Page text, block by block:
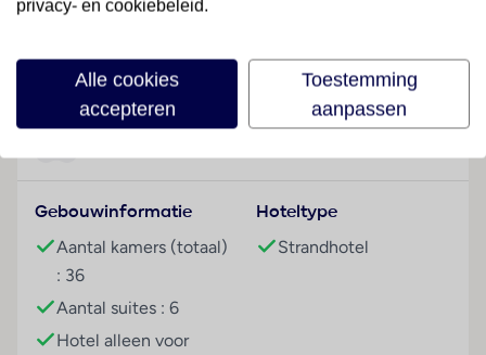
gasten kunnen met Wi-Fi in internet surfen. De
excursies. Naast een souvenirwinkel zijn andere
winkels voorhanden. Buiten biedt een tuin extra
ruimte voor ontspanning en recreatie. Tot de overige
bibliotheek. Onder de beschikbare voorzieningen
oppasservice, een autoverhuur, een transferservice,
kamerservice, een wasservice, een muntwasserette
en een eigen shuttlebus. Actieve gasten die de
omgeving op de fiets willen ontdekken, zullen de
fietZeezichterhuur (kosteloos) weten te waarderen,
fietsparkeerplekken zijn eveneens voorhanden.
Gebouwinformatie
Aantal kamers (totaal)
: 36
Aantal suites : 6
Hotel alleen voor
Hoteltype
Strandhotel
privacy- en cookiebeleid.
Alle cookies
accepteren
Toestemming
aanpassen